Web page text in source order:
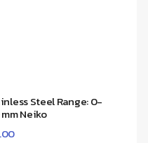
Steel Range: 0-
Neiko